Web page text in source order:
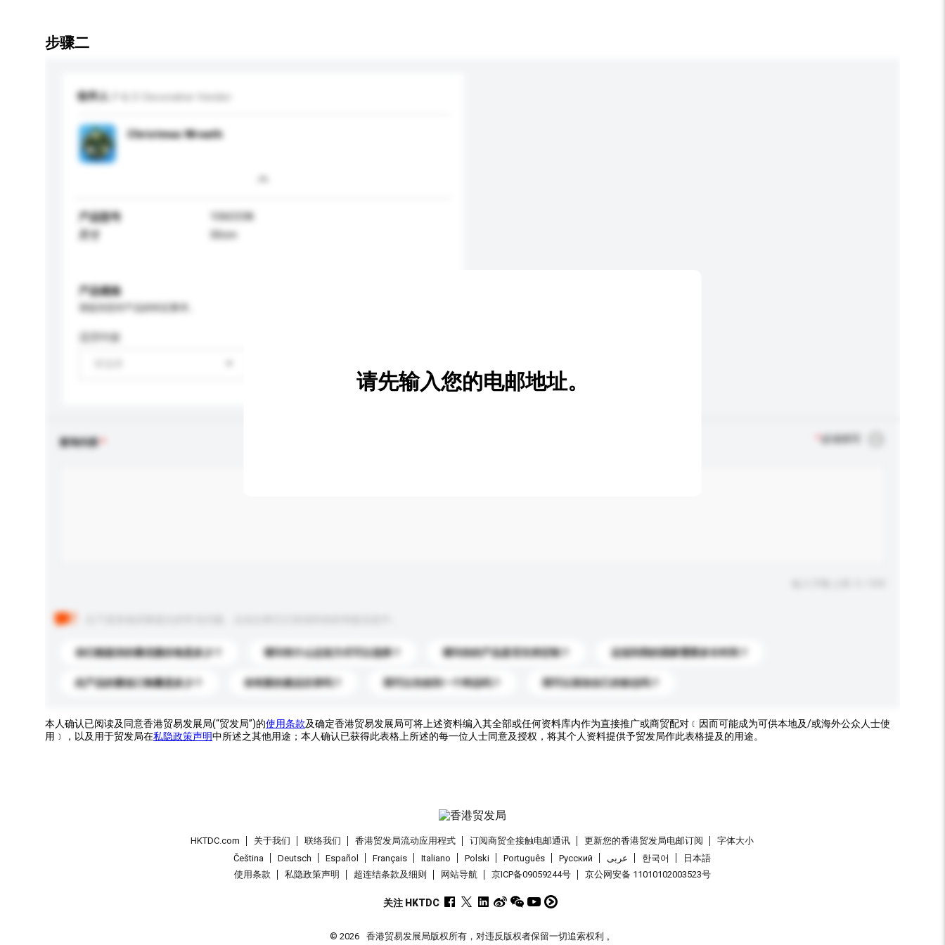
步骤二
收件人
Christmas Wreath
产品型号
1060338
30cm
产品规格
适用年龄
查询内容 必须填写
你们能提供的最优惠价格是多少？ 请问有什么运送方式可以选择？ 请问你的产品是否支持定制？ 运送到我的国家需要多长时间？
此产品的最低订购量是多少？ 你有新的產品目录吗？ 我可以先收到一个样品吗？ 我可以添加自己的标志吗？
请先输入您的电邮地址。
本人确认已阅读及同意香港贸易发展局(“贸发局”)的使用条款及确定香港贸易发展局可将上述资料编入其全部或任何资料库内作为直接推广或商贸配对﹝因而可能成为可供本地及/或海外公众人士使
用﹞，以及用于贸发局在私隐政策声明中所述之其他用途；本人确认已获得此表格上所述的每一位人士同意及授权，将其个人资料提供予贸发局作此表格提及的用途。
HKTDC.com 关于我们 联络我们 香港贸发局流动应用程式 订阅商贸全接触电邮通讯 更新您的香港贸发局电邮订阅
字体大小
Čeština
Deutsch Español Français Italiano Polski Português Pусский عربى 한국어
日本語
使用条款
私隐政策声明 超连结条款及细则 网站导航 京ICP备09059244号 京公网安备 11010102003523号
关注 HKTDC
© 2026 香港贸易发展局版权所有，对违反版权者保留一切追索权利 。